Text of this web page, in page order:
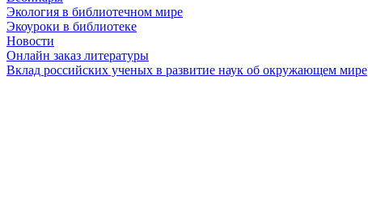
Экология в библиотечном мире
Экоуроки в библиотеке
Новости
Онлайн заказ литературы
Вклад российских ученых в развитие наук об окружающем мире